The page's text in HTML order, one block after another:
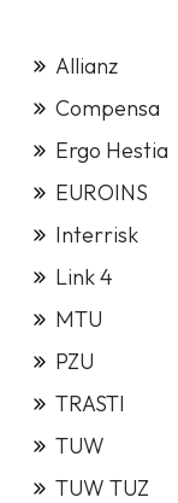
Allianz
Compensa
Ergo Hestia
EUROINS
Interrisk
Link 4
MTU
PZU
TRASTI
TUW
TUW TUZ